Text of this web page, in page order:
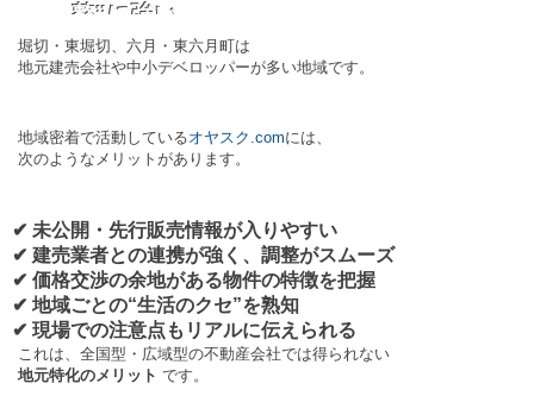
整”に強い
堀切・東堀切、六月・東六月町は
地元建売会社や中小デベロッパーが多い地域です。
地域密着で活動しているオヤスク.comには、
次のようなメリットがあります。
✔ 未公開・先行販売情報が入りやすい
✔ 建売業者との連携が強く、調整がスムーズ
✔ 価格交渉の余地がある物件の特徴を把握
✔ 地域ごとの“生活のクセ”を熟知
✔ 現場での注意点もリアルに伝えられる
これは、全国型・広域型の不動産会社では得られない
地元特化のメリット です。